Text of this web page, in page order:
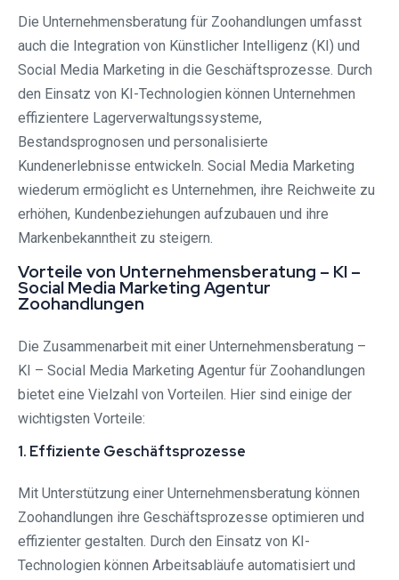
Die Unternehmensberatung für Zoohandlungen umfasst
auch die Integration von Künstlicher Intelligenz (KI) und
Social Media Marketing in die Geschäftsprozesse. Durch
den Einsatz von KI-Technologien können Unternehmen
effizientere Lagerverwaltungssysteme,
Bestandsprognosen und personalisierte
Kundenerlebnisse entwickeln. Social Media Marketing
wiederum ermöglicht es Unternehmen, ihre Reichweite zu
erhöhen, Kundenbeziehungen aufzubauen und ihre
Markenbekanntheit zu steigern.
Vorteile von Unternehmensberatung – KI –
Social Media Marketing Agentur
Zoohandlungen
Die Zusammenarbeit mit einer Unternehmensberatung –
KI – Social Media Marketing Agentur für Zoohandlungen
bietet eine Vielzahl von Vorteilen. Hier sind einige der
wichtigsten Vorteile:
1. Effiziente Geschäftsprozesse
Mit Unterstützung einer Unternehmensberatung können
Zoohandlungen ihre Geschäftsprozesse optimieren und
effizienter gestalten. Durch den Einsatz von KI-
Technologien können Arbeitsabläufe automatisiert und